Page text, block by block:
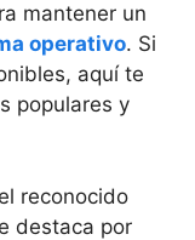
mantener un
operativo. Si
⁣aquí ⁢te
populares ‌y
reconocido
destaca por